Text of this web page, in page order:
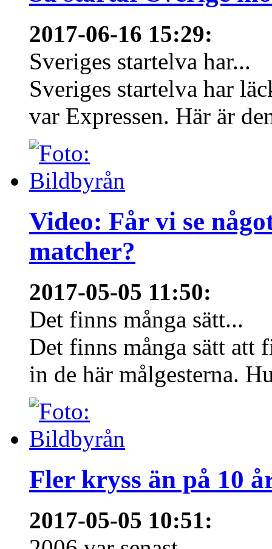
2017-06-16 15:29:
Sveriges startelva har...
Sveriges startelva har
var Expressen. Här är
Video: Får vi se
matcher?
2017-05-05 11:50:
Det finns många sätt...
Det finns många sätt att
in de här målgesterna.
Fler kryss än på 10
2017-05-05 10:51: